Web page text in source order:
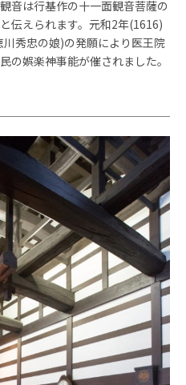
音は行基作の十一面観音菩薩の
伝えられます。元和2年(1616)
秀忠の娘)の発願により医王院
の娯楽神事能が催されました。